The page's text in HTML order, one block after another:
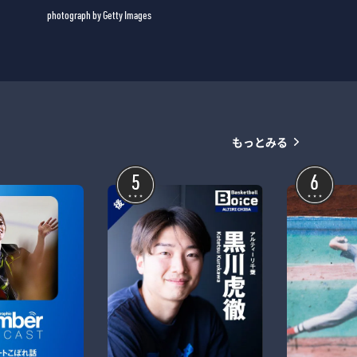
photograph by Getty Images
もっとみる
5 6